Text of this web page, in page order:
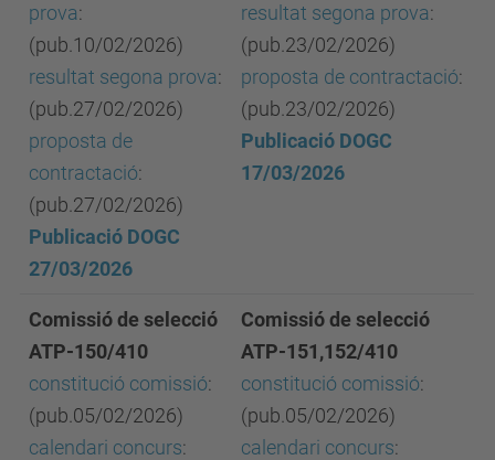
prova:
(pub.10/02/2026)
resultat segona prova:
(pub.27/02/2026)
proposta de
contractació:
(pub.27/02/2026)
Publicació DOGC
27/03/2026
resultat segona prova:
(pub.23/02/2026)
proposta de contractació:
(pub.23/02/2026)
Publicació DOGC
17/03/2026
Comissió de selecció
ATP-150/410
constitució comissió:
(pub.05/02/2026)
calendari concurs:
Comissió de selecció
ATP-151,152/410
constitució comissió:
(pub.05/02/2026)
calendari concurs: